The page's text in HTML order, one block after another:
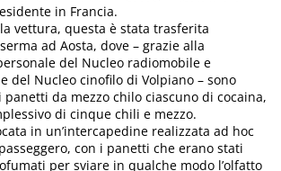
in Francia.
vettura, questa è stata trasferita
ad Aosta, dove – grazie alla
del Nucleo radiomobile e
del Nucleo cinofilo di Volpiano – sono
da mezzo chilo ciascuno di cocaina,
di cinque chili e mezzo.
in un’intercapedine realizzata ad hoc
con i panetti che erano stati
per sviare in qualche modo l’olfatto